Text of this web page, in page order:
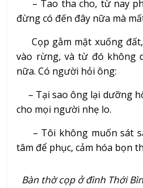
– Tao tha cho, từ nay
đừng có đến đây nữa mà
Cọp gằm mặt xuống đất,
vào rừng, và từ đó không
nữa. Có người hỏi ông:
– Tại sao ông lại dưỡng
cho mọi người nhẹ lo.
– Tôi không muốn sát
tâm để phục, cảm hóa bọn
Bàn thờ cọp ở đình Thới